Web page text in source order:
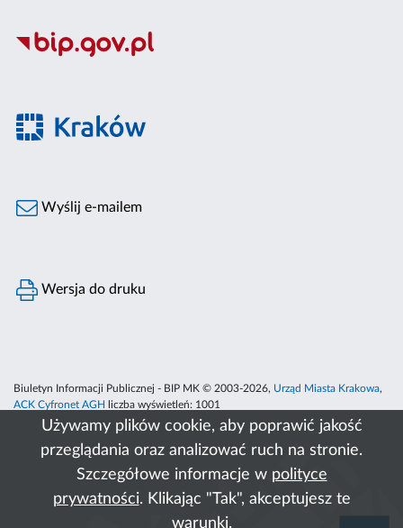
Używamy plików cookie, aby poprawić jakość
przeglądania oraz analizować ruch na stronie.
Szczegółowe informacje w polityce
prywatności. Klikając "Tak", akceptujesz te
warunki.
Wyślij e-mailem
Wersja do druku
Biuletyn Informacji Publicznej - BIP MK © 2003-2026, Urząd Miasta Krakowa,
ACK Cyfronet AGH
liczba wyświetleń: 1001